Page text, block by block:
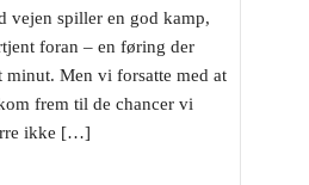
vejen spiller en god kamp,
foran – en føring der
Men vi forsatte med at
frem til de chancer vi
ikke […]